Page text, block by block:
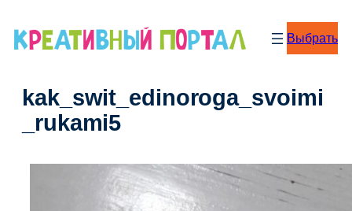
Выбрать
kak_swit_edinoroga_svoimi
_rukami5